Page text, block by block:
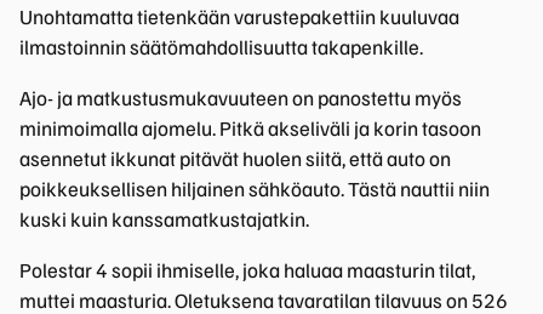
Unohtamatta tietenkään varustepakettiin kuuluvaa
ilmastoinnin säätömahdollisuutta takapenkille.
Ajo- ja matkustusmukavuuteen on panostettu myös
minimoimalla ajomelu. Pitkä akseliväli ja korin tasoon
asennetut ikkunat pitävät huolen siitä, että auto on
poikkeuksellisen hiljainen sähköauto. Tästä nauttii niin
kuski kuin kanssamatkustajatkin.
Polestar 4 sopii ihmiselle, joka haluaa maasturin tilat,
muttei maasturia. Oletuksena tavaratilan tilavuus on 526